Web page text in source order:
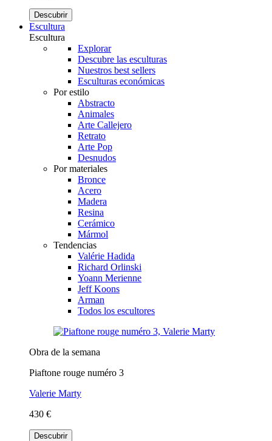
Descubrir
Escultura
Escultura
Explorar
Descubre las esculturas
Nuestros best sellers
Esculturas económicas
Por estilo
Abstracto
Animales
Arte Callejero
Retrato
Arte Pop
Desnudos
Por materiales
Bronce
Acero
Madera
Resina
Cerámico
Mármol
Tendencias
Valérie Hadida
Richard Orlinski
Yoann Merienne
Jeff Koons
Arman
Todos los escultores
Obra de la semana
Piaftone rouge numéro 3
Valerie Marty
430 €
Descubrir